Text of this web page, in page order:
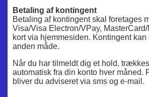
Betaling af kontingent
Betaling af kontingent skal foretages
Visa/Visa Electron/VPay,
kort via hjemmesiden. Kontingent
anden måde.
Når du har tilmeldt dig et hold,
automatisk fra din konto hver måned.
bliver du adviseret via sms og e-mail.